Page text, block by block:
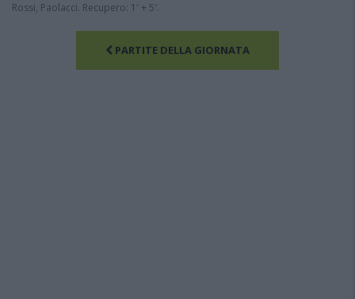
Rossi, Paolacci. Recupero: 1′ + 5′.
PARTITE DELLA GIORNATA